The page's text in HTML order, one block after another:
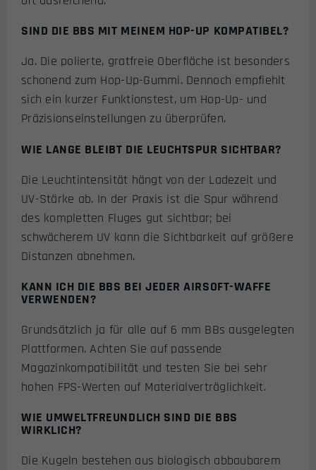
SIND DIE BBS MIT MEINEM HOP-UP KOMPATIBEL?
Ja. Die polierte, gratfreie Oberfläche ist besonders
schonend zum Hop-Up-Gummi. Dennoch empfiehlt
sich ein kurzer Funktionstest, um Hop-Up- und
Präzisionseinstellungen zu überprüfen.
WIE LANGE BLEIBT DIE LEUCHTSPUR SICHTBAR?
Die Leuchtintensität hängt von der Ladezeit und
UV-Stärke ab. In der Praxis ist die Spur während
des kompletten Fluges gut sichtbar; bei
schwächerem UV kann die Sichtbarkeit auf größere
Distanzen abnehmen.
KANN ICH DIE BBS BEI JEDER AIRSOFT-WAFFE
VERWENDEN?
Grundsätzlich ja für alle auf 6 mm BBs ausgelegten
Plattformen. Achten Sie auf passende
Magazinkompatibilität und testen Sie bei sehr
hohen FPS-Werten auf Materialverträglichkeit.
WIE UMWELTFREUNDLICH SIND DIE BBS
WIRKLICH?
Die Kugeln bestehen aus biologisch abbaubarem